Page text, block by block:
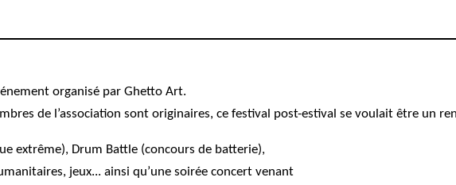
organisé par Ghetto Art.
de l’association sont originaires, ce festival post-estival se voulait être un
extrême), Drum Battle (concours de batterie),
jeux... ainsi qu’une soirée concert venant